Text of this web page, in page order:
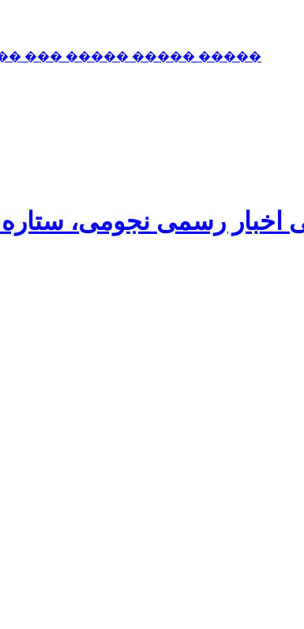
��� ����� ����� �����
اخبار رسمی نجومی،